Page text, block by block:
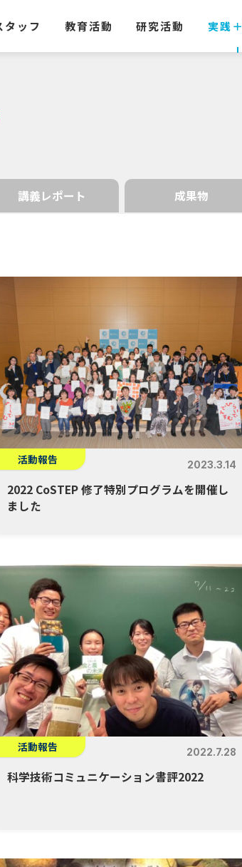
タッフ 教育活動 研究活動 実践＋
講義レポート 成果物
活動報告 2023.3.14
2022 CoSTEP 修了特別プログラムを開催し
ました
活動報告 2022.7.28
科学技術コミュニケーション書評2022